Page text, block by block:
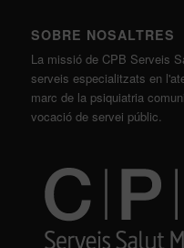
SOBRE NOSALTRES
La missió de CPB Serveis
serveis especialitzats en
marc de la psiquiatria
vocació de servei públic.